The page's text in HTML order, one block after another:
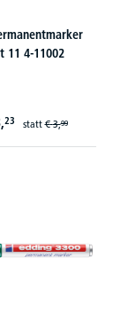
11 4-11002
23 statt€ 3,99